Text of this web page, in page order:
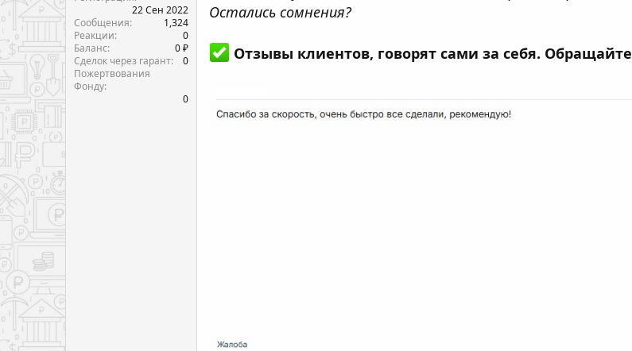
22 Сен 2022
Сообщения
1,324
Реакции
0
Баланс
0 ₽
Сделок через гарант
0
Пожертвования
Фонду
0
Остались сомнения?
Отзывы клиентов, говорят сами за себя.